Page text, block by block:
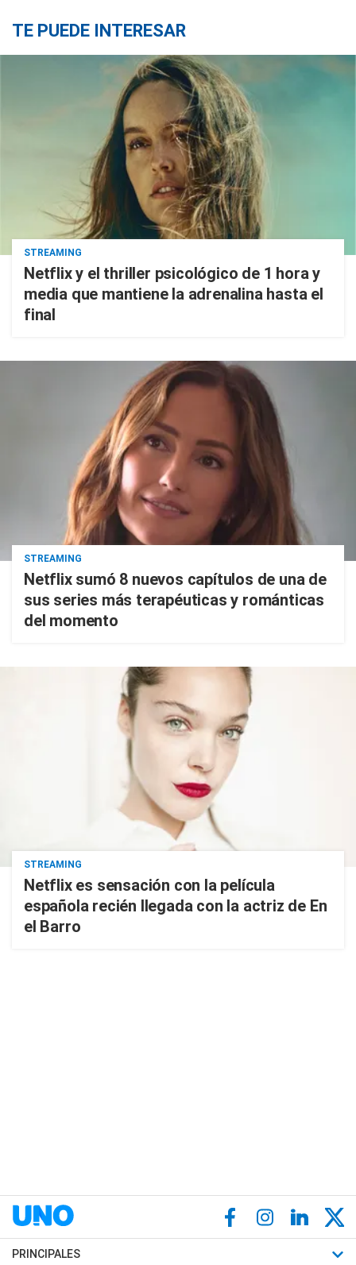
TE PUEDE INTERESAR
STREAMING
Netflix y el thriller psicológico de 1 hora y
media que mantiene la adrenalina hasta el
final
STREAMING
Netflix sumó 8 nuevos capítulos de una de
sus series más terapéuticas y románticas
del momento
STREAMING
Netflix es sensación con la película
española recién llegada con la actriz de En
el Barro
PRINCIPALES